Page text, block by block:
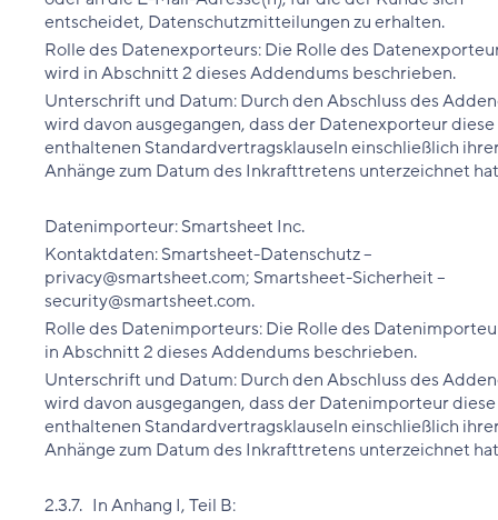
entscheidet, Datenschutzmitteilungen zu erhalten.
Rolle des Datenexporteurs: Die Rolle des
wird in Abschnitt 2 dieses Addendums beschrieben.
Unterschrift und Datum: Durch den Abschluss des
wird davon ausgegangen, dass der Datenexporteur
enthaltenen Standardvertragsklauseln einschließlich
Anhänge zum Datum des Inkrafttretens unterzeichnet
Datenimporteur: Smartsheet Inc.
Kontaktdaten: Smartsheet-Datenschutz –
privacy@smartsheet.com; Smartsheet-Sicherheit –
security@smartsheet.com.
Rolle des Datenimporteurs: Die Rolle des
in Abschnitt 2 dieses Addendums beschrieben.
Unterschrift und Datum: Durch den Abschluss des
wird davon ausgegangen, dass der Datenimporteur
enthaltenen Standardvertragsklauseln einschließlich
Anhänge zum Datum des Inkrafttretens unterzeichnet
2.3.7. In Anhang I, Teil B: